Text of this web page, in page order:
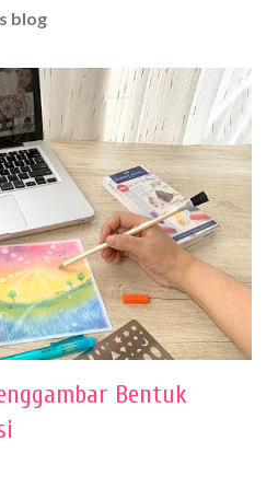
blog
Bentuk